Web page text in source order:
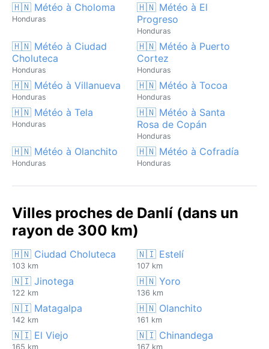
🇭🇳 Météo à Choloma
Honduras
🇭🇳 Météo à El
Progreso
Honduras
🇭🇳 Météo à Ciudad
Choluteca
Honduras
🇭🇳 Météo à Puerto
Cortez
Honduras
🇭🇳 Météo à Villanueva
Honduras
🇭🇳 Météo à Tocoa
Honduras
🇭🇳 Météo à Tela
Honduras
🇭🇳 Météo à Santa
Rosa de Copán
Honduras
🇭🇳 Météo à Olanchito
Honduras
🇭🇳 Météo à Cofradía
Honduras
Villes proches de Danlí (dans un
rayon de 300 km)
🇭🇳 Ciudad Choluteca
103 km
🇳🇮 Estelí
107 km
🇳🇮 Jinotega
122 km
🇭🇳 Yoro
136 km
🇳🇮 Matagalpa
142 km
🇭🇳 Olanchito
161 km
🇳🇮 El Viejo
165 km
🇳🇮 Chinandega
167 km